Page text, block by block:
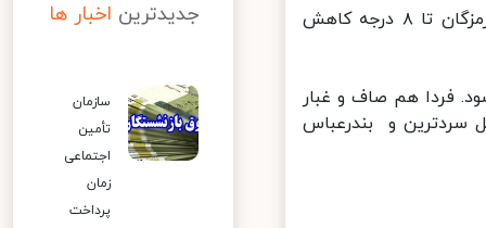
وی خبر داد که امروز دما در استان‌های سیستان وبلوچستان، کرمان و هرمزگان تا ۸ درجه کاهش
فردا هم صاف و غبار
سردترین و بندرعباس
جدیدترین اخبار ها
سازمان
تأمین
اجتماعی
زمان
پرداخت